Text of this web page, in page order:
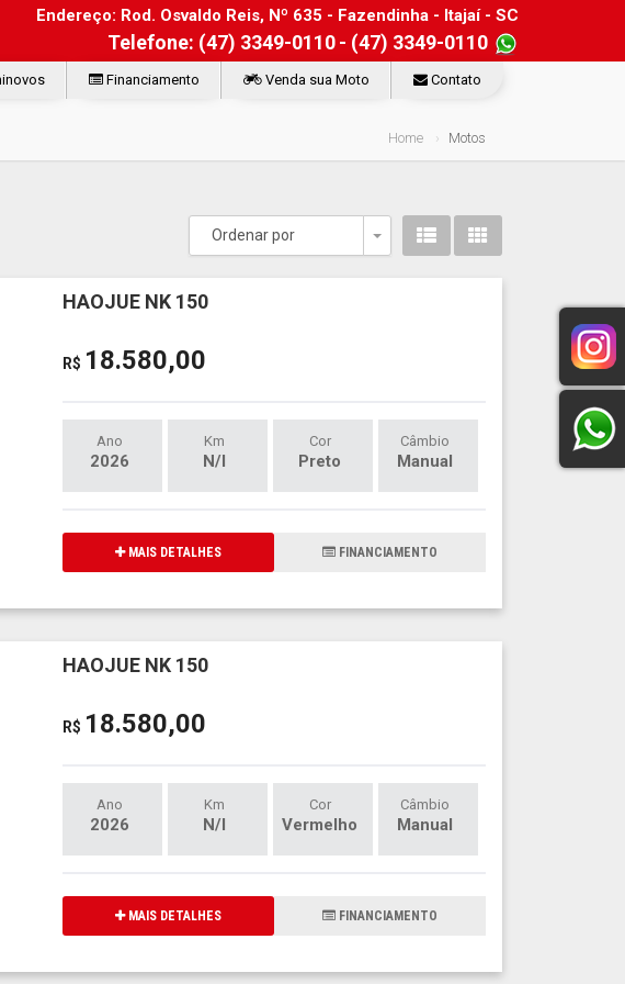
Endereço: Rod. Osvaldo Reis, Nº 635 - Fazendinha - Itajaí - SC
Telefone: (47) 3349-0110- (47) 3349-0110
Financiamento Venda sua Moto Contato
Home Motos
Ordenar por
Toggle Dropdown
HAOJUE NK 150
R$ 18.580,00
Ano
2026
Km
N/I
Cor
Preto
Câmbio
Manual
MAIS DETALHES FINANCIAMENTO
HAOJUE NK 150
R$ 18.580,00
Ano
2026
Km
N/I
Cor
Vermelho
Câmbio
Manual
MAIS DETALHES FINANCIAMENTO